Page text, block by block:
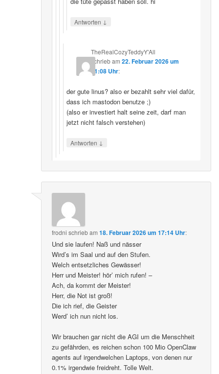
Antworten ↓
TheRealCozyTeddyY'All
schriebam22. Februar 2026 um
21:08 Uhr:
der gute linus? also er bezahlt sehr viel dafür,
dass ich mastodon benutze ;)
(also er investiert halt seine zeit, darf man
jetzt nicht falsch verstehen)
Antworten ↓
frodni schriebam18. Februar 2026 um 17:14 Uhr:
Und sie laufen! Naß und nässer
Wird’s im Saal und auf den Stufen.
Welch entsetzliches Gewässer!
Herr und Meister! hör’ mich rufen! –
Ach, da kommt der Meister!
Herr, die Not ist groß!
Die ich rief, die Geister
Werd’ ich nun nicht los.
Wir brauchen gar nicht die AGI um die Menschheit
zu gefährden, es reichen schon 100 Mio OpenClaw
agents auf irgendwelchen Laptops, von denen nur
0.1% irgendwie freidreht. Tolle Welt.